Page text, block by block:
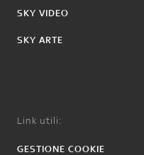
SKY VIDEO
SKY ARTE
Link utili:
GESTIONE COOKIE